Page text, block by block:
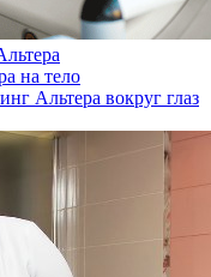
на тело
Альтера вокруг глаз